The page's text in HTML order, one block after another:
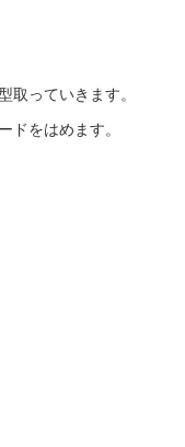
取っていきます。
ドをはめます。